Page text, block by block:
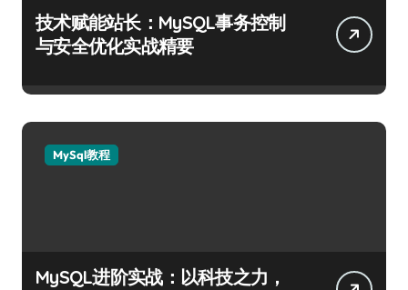
技术赋能站长：MySQL事务控制
与安全优化实战精要
MySql教程
MySQL进阶实战：以科技之力，